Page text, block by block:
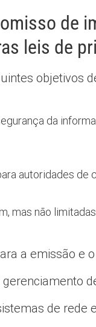
de
leis de
objetivos
da
autoridades de
mas não
a emissão e
de rede